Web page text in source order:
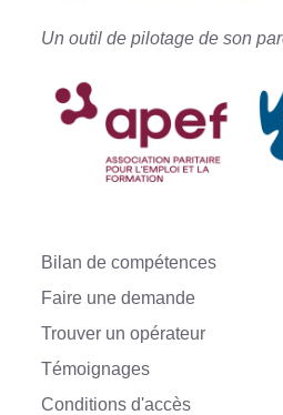
Un outil de pilotage de son
Bilan de compétences
Faire une demande
Trouver un opérateur
Témoignages
Conditions d'accès